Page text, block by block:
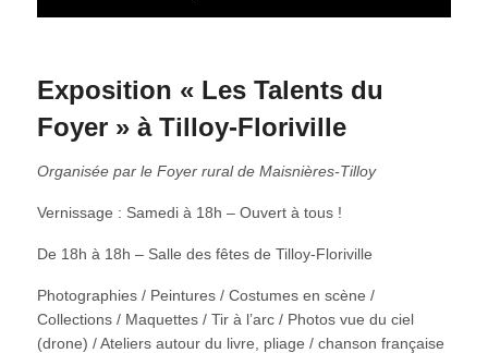
Exposition « Les Talents du
Foyer » à Tilloy-Floriville
Organisée par le Foyer rural de Maisnières-Tilloy
Vernissage : Samedi à 18h – Ouvert à tous !
De 18h à 18h – Salle des fêtes de Tilloy-Floriville
Photographies / Peintures / Costumes en scène /
Collections / Maquettes / Tir à l’arc / Photos vue du ciel
(drone) / Ateliers autour du livre, pliage / chanson française